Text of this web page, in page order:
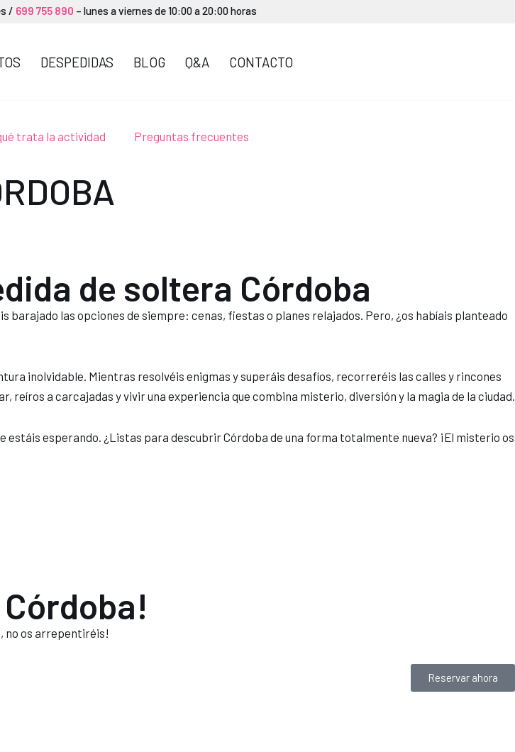
/ 699 755 890 – lunes a viernes de 10:00 a 20:00 horas
DESPEDIDAS BLOG Q&A CONTACTO
trata la actividad Preguntas frecuentes
de soltera Córdoba
barajado las opciones de siempre: cenas, fiestas o planes relajados. Pero, ¿os habíais planteado
inolvidable. Mientras resolvéis enigmas y superáis desafíos, recorreréis las calles y rincones
reíros a carcajadas y vivir una experiencia que combina misterio, diversión y la magia de la ciudad.
estáis esperando. ¿Listas para descubrir Córdoba de una forma totalmente nueva? ¡El misterio os
no os arrepentiréis!
Reservar ahora